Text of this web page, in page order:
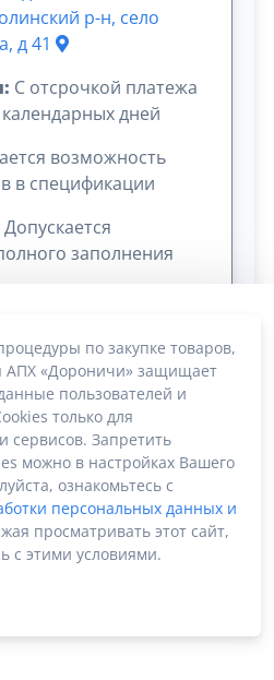
р-н, село
д 41
C отсрочкой платежа
дней
возможность
в спецификации
Допускается
заполнения
₽
по закупке товаров,
АПХ «Дороничи» защищает
пользователей и
только для
сервисов. Запретить
можно в настройках Вашего
ознакомьтесь с
персональных данных и
просматривать этот сайт,
с этими условиями.